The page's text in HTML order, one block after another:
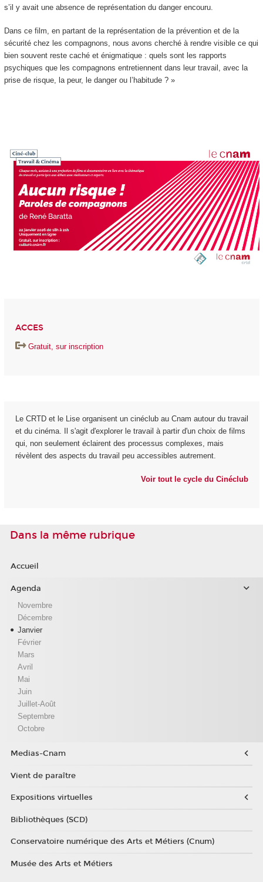
s’il y avait une absence de représentation du danger encouru.
Dans ce film, en partant de la représentation de la prévention et de la
sécurité chez les compagnons, nous avons cherché à rendre visible ce qui
bien souvent reste caché et énigmatique : quels sont les rapports
psychiques que les compagnons entretiennent dans leur travail, avec la
prise de risque, la peur, le danger ou l’habitude ? »
ACCES
Gratuit, sur inscription
Le CRTD et le Lise organisent un cinéclub au Cnam autour du travail
et du cinéma. Il s'agit d'explorer le travail à partir d'un choix de films
qui, non seulement éclairent des processus complexes, mais
révèlent des aspects du travail peu accessibles autrement.
Voir tout le cycle du Cinéclub
Dans la même rubrique
Accueil
Agenda
Novembre
Décembre
Janvier
Février
Mars
Avril
Mai
Juin
Juillet-Août
Septembre
Octobre
Medias-Cnam
Vient de paraître
Expositions virtuelles
Bibliothèques (SCD)
Conservatoire numérique des Arts et Métiers (Cnum)
Musée des Arts et Métiers